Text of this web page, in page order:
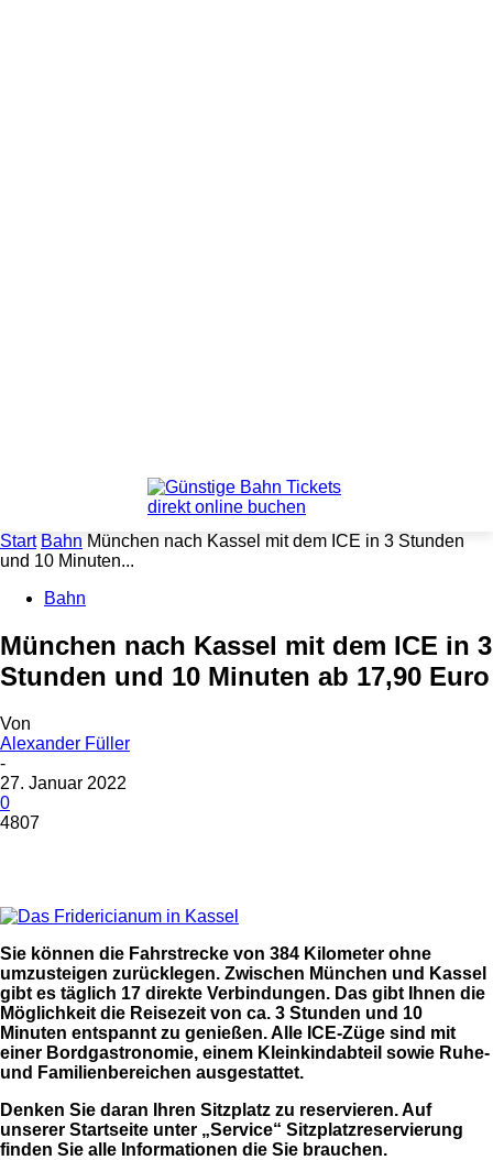
Start Bahn München nach Kassel mit dem ICE in 3 Stunden
und 10 Minuten...
Bahn
München nach Kassel mit dem ICE in 3
Stunden und 10 Minuten ab 17,90 Euro
Von
Alexander Füller
-
27. Januar 2022
0
4807
Sie können die Fahrstrecke von 384 Kilometer ohne
umzusteigen zurücklegen. Zwischen München und Kassel
gibt es täglich 17 direkte Verbindungen. Das gibt Ihnen die
Möglichkeit die Reisezeit von ca. 3 Stunden und 10
Minuten entspannt zu genießen. Alle ICE-Züge sind mit
einer Bordgastronomie, einem Kleinkindabteil sowie Ruhe-
und Familienbereichen ausgestattet.
Denken Sie daran Ihren Sitzplatz zu reservieren. Auf
unserer Startseite unter „Service“ Sitzplatzreservierung
finden Sie alle Informationen die Sie brauchen.